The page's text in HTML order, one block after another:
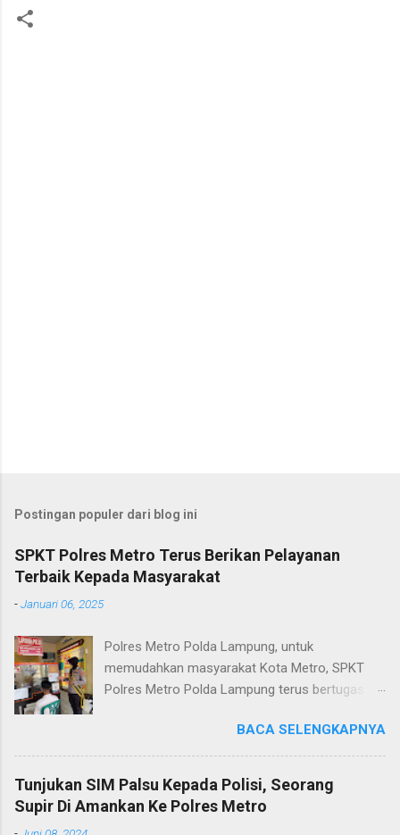
Postingan populer dari blog ini
SPKT Polres Metro Terus Berikan Pelayanan
Terbaik Kepada Masyarakat
-Januari 06, 2025
Polres Metro Polda Lampung, untuk
memudahkan masyarakat Kota Metro, SPKT
Polres Metro Polda Lampung terus bertugas
terkait layanan pengaduan, pelayanan SKCK dan
pelayanan Identifikasi sidik jari secara terpadu
kepada masyarakat. Senin (06/01/2025) Dalam
mewujudkan pelayanan prima kepolisian, SPKT
BACA SELENGKAPNYA
Tunjukan SIM Palsu Kepada Polisi, Seorang
Supir Di Amankan Ke Polres Metro